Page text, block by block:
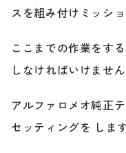
スを組み付けミッシ
ここまでの作業をす
しなければいけません
アルファロメオ純正
セッティングを します